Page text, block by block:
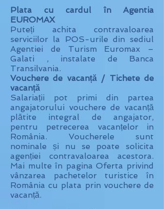
Plata cu cardul în Agentia
EUROMAX
Puteți achita contravaloarea
serviciilor la POS-urile din sediul
Agentiei de Turism Euromax –
Galati , instalate de Banca
Transilvania.
Vouchere de vacanță / Tichete de
vacanță
Salariații pot primi din partea
angajatorului vouchere de vacanță
plătite integral de angajator,
pentru petrecerea vacanțelor in
România. Voucherele sunt
nominale și nu se poate solicita
agenției contravaloarea acestora.
Mai multe în pagina Oferta privind
vânzarea pachetelor turistice în
România cu plata prin vouchere de
vacanță.